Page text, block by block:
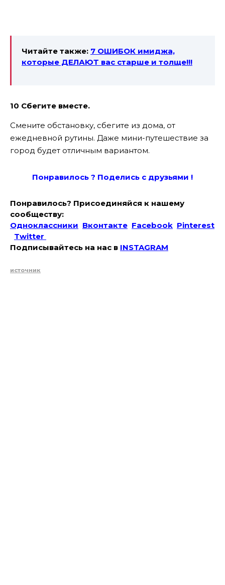
Читайте также: 7 ОШИБОК имиджа,
которые ДЕЛАЮТ вас старше и толще!!!
10 Сбегите вместе.
Смените обстановку, сбегите из дома, от
ежедневной рутины. Даже мини-путешествие за
город будет отличным вариантом.
Понравилось ? Поделись с друзьями !
Понравилось? Присоединяйся к нашему
сообществу:
Одноклассники Вконтакте Facebook Pinterest
Twitter
Подписывайтесь на наc в INSTAGRAM
источник